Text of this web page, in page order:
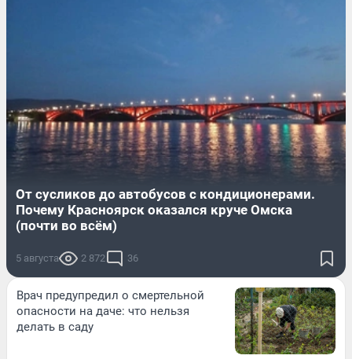
От сусликов до автобусов с кондиционерами.
Почему Красноярск оказался круче Омска
(почти во всём)
5 августа 2 872 36
Врач предупредил о смертельной
опасности на даче: что нельзя
делать в саду